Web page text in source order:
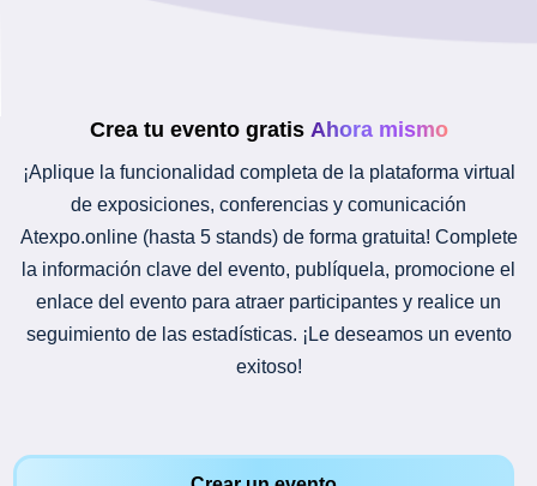
Crea tu evento gratis Ahora mismo
¡Aplique la funcionalidad completa de la plataforma virtual
de exposiciones, conferencias y comunicación
Atexpo.online (hasta 5 stands) de forma gratuita! Complete
la información clave del evento, publíquela, promocione el
enlace del evento para atraer participantes y realice un
seguimiento de las estadísticas. ¡Le deseamos un evento
exitoso!